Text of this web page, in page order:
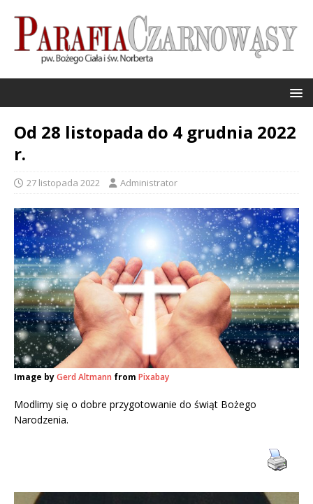
Od 28 listopada do 4 grudnia 2022
r.
27 listopada 2022 Administrator
Image byGerd Altmann from Pixabay
Modlimy się o dobre przygotowanie do świąt Bożego
Narodzenia.